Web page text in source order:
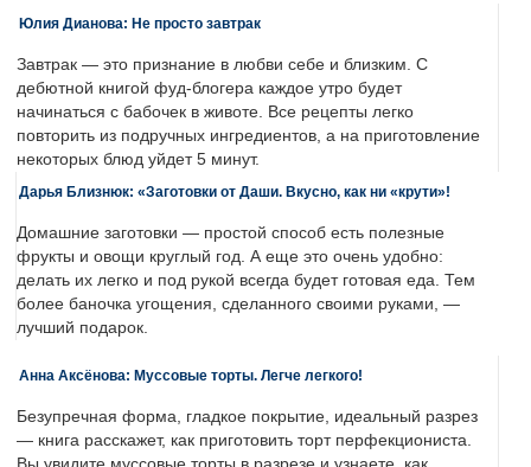
Юлия Дианова: Не просто завтрак
Завтрак — это признание в любви себе и близким. С
дебютной книгой фуд-блогера каждое утро будет
начинаться с бабочек в животе. Все рецепты легко
повторить из подручных ингредиентов, а на приготовление
некоторых блюд уйдет 5 минут.
Дарья Близнюк: «Заготовки от Даши. Вкусно, как ни «крути»!
Домашние заготовки — простой способ есть полезные
фрукты и овощи круглый год. А еще это очень удобно:
делать их легко и под рукой всегда будет готовая еда. Тем
более баночка угощения, сделанного своими руками, —
лучший подарок.
Анна Аксёнова: Муссовые торты. Легче легкого!
Безупречная форма, гладкое покрытие, идеальный разрез
— книга расскажет, как приготовить торт перфекциониста.